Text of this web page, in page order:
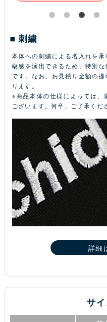
刺繍
本体への刺繍による名入れを
級感を演出できるため、特別
です。なお、お見積り金額の
ります。
※商品本体の仕様によっては、
ございます。何卒、ご了承くだ
詳細
サ